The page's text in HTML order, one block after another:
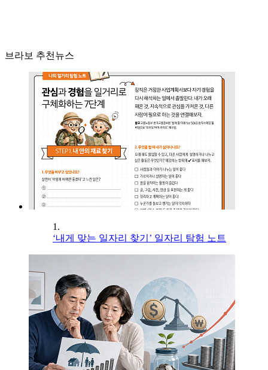
브라보 추천뉴스
1.
‘내게 맞는 일자리 찾기’ 일자리 탐험 노트